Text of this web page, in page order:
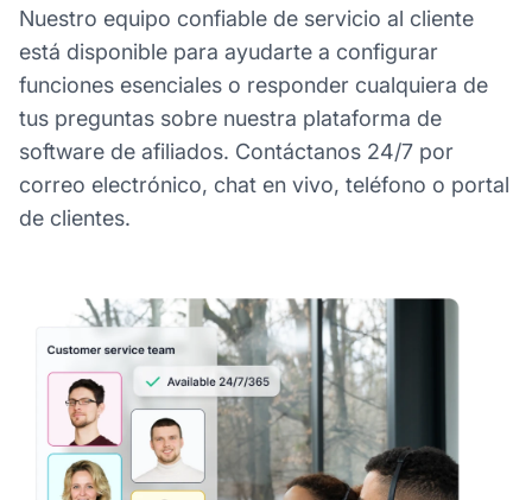
Nuestro equipo confiable de servicio al cliente
está disponible para ayudarte a configurar
funciones esenciales o responder cualquiera de
tus preguntas sobre nuestra plataforma de
software de afiliados. Contáctanos 24/7 por
correo electrónico, chat en vivo, teléfono o portal
de clientes.